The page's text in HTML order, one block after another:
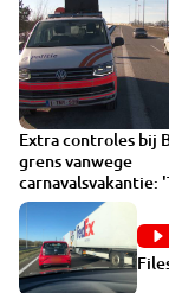
Extra controles bij
grens vanwege
carnavalsvakantie:
waarschuwen is
VIDEO